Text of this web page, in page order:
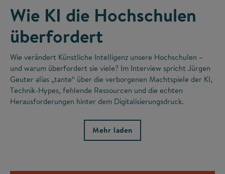
Wie KI die Hochschulen
überfordert
Wie verändert Künstliche Intelligenz unsere Hochschulen –
und warum überfordert sie viele? Im Interview spricht Jürgen
Geuter alias „tante“ über die verborgenen Machtspiele der KI,
Technik-Hypes, fehlende Ressourcen und die echten
Herausforderungen hinter dem Digitalisierungsdruck.
Mehr laden